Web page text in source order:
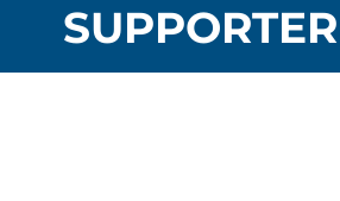
SUPPORTER